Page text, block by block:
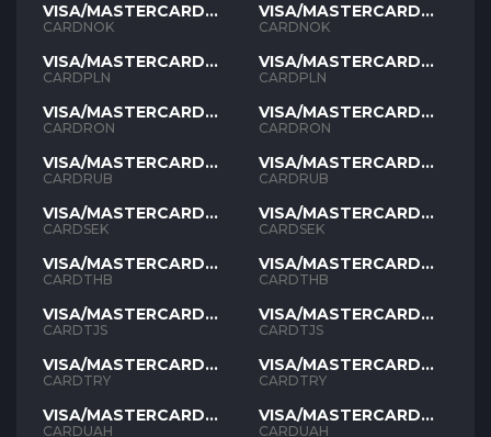
VISA/MASTERCARD
NOK
CARDNOK
VISA/MASTERCARD
PLN
CARDPLN
VISA/MASTERCARD
RON
CARDRON
VISA/MASTERCARD
RUB
CARDRUB
VISA/MASTERCARD
SEK
CARDSEK
VISA/MASTERCARD
THB
CARDTHB
VISA/MASTERCARD
TJS
CARDTJS
VISA/MASTERCARD
TYR
CARDTRY
VISA/MASTERCARD
UAH
CARDUAH
VISA/MASTERCARD
NOK
CARDNOK
VISA/MASTERCARD
PLN
CARDPLN
VISA/MASTERCARD
RON
CARDRON
VISA/MASTERCARD
RUB
CARDRUB
VISA/MASTERCARD
SEK
CARDSEK
VISA/MASTERCARD
THB
CARDTHB
VISA/MASTERCARD
TJS
CARDTJS
VISA/MASTERCARD
TYR
CARDTRY
VISA/MASTERCARD
UAH
CARDUAH